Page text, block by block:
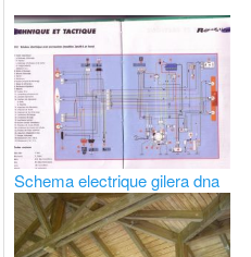
Schema electrique gilera dna